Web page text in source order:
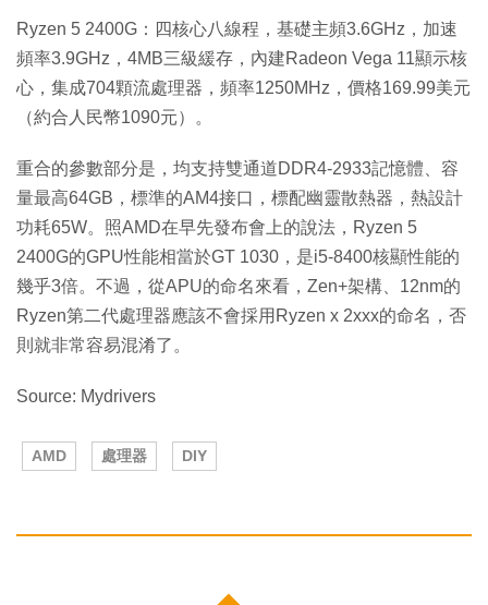
Ryzen 5 2400G：四核心八線程，基礎主頻3.6GHz，加速
頻率3.9GHz，4MB三級緩存，內建Radeon Vega 11顯示核
心，集成704顆流處理器，頻率1250MHz，價格169.99美元
（約合人民幣1090元）。
重合的參數部分是，均支持雙通道DDR4-2933記憶體、容
量最高64GB，標準的AM4接口，標配幽靈散熱器，熱設計
功耗65W。照AMD在早先發布會上的說法，Ryzen 5
2400G的GPU性能相當於GT 1030，是i5-8400核顯性能的
幾乎3倍。不過，從APU的命名來看，Zen+架構、12nm的
Ryzen第二代處理器應該不會採用Ryzen x 2xxx的命名，否
則就非常容易混淆了。
Source: Mydrivers
AMD 處理器 DIY